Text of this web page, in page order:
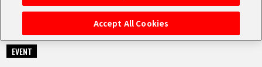
HOME
NEWS
2025.02.03
EVENT
Accept All Cookies